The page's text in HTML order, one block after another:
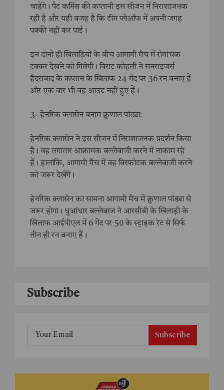
चाहेंगे। पैट कमिंस की कप्तानी इस सीजन में निराशाजनक
रही है और यही वजह है कि टीम प्लेऑफ में अपनी जगह
पक्की नहीं कर पाई।
इन दोनों ही खिलाड़ियों के बीच आगामी मैच में रोमांचक
टक्कर देखने को मिलेगी। विराट कोहली ने सनराइजर्स
हैदराबाद के कप्तान के खिलाफ 24 गेंद पर 36 रन बनाए हैं
और एक बार भी वह आउट नहीं हुए हैं।
3- हेनरिक क्लासेन बनाम क्रुणाल पांड्या:
हेनरिक क्लासेन ने इस सीजन में निराशाजनक प्रदर्शन किया
है। वह लगातार आक्रामक बल्लेबाजी करने में नाकाम रहे
हैं। हालांकि, आगामी मैच में वह विस्फोटक बल्लेबाजी करने
को जरूर देखेंगे।
हेनरिक क्लासेन का सामना आगामी मैच में क्रुणाल पांड्या से
जरूर होगा। धुआंधार बल्लेबाज ने आरसीबी के खिलाड़ी के
खिलाफ आईपीएल में 6 गेंद पर 50 के स्ट्राइक रेट से सिर्फ
तीन ही रन बनाए हैं।
Subscribe
Subscribe